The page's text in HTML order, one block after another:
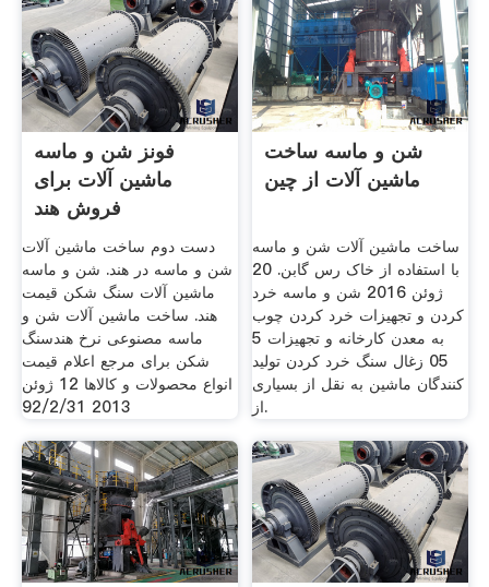
فونز شن و ماسه
ماشین آلات برای
فروش هند
دست دوم ساخت ماشین آلات
شن و ماسه در هند. شن و ماسه
ماشین آلات سنگ شکن قیمت
هند. ساخت ماشین آلات شن و
ماسه مصنوعی نرخ هندسنگ
شکن برای مرجع اعلام قیمت
انواع محصولات و کالاها 12 ژوئن
2013 92/2/31
شن و ماسه ساخت
ماشین آلات از چین
ساخت ماشین آلات شن و ماسه
با استفاده از خاک رس گابن. 20
ژوئن 2016 شن و ماسه خرد
کردن و تجهیزات خرد کردن چوب
به معدن کارخانه و تجهیزات 5
05 زغال سنگ خرد کردن تولید
کنندگان ماشین به نقل از بسیاری
از.